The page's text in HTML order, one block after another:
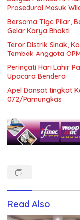
Prosedural Masuk
Bersama Tiga Pilar,
Gelar Karya Bhakti
Teror Distrik Sinak,
Tembak Anggota OPM
Peringati Hari Lahir
Upacara Bendera
Apel Dansat tingkat
072/Pamungkas
Read Also